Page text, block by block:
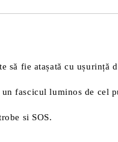
să fie atașată cu ușurință
fascicul luminos de cel
si SOS.